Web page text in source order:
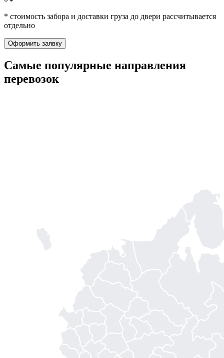
* стоимость забора и доставки груза до двери рассчитывается
отдельно
Оформить заявку
Самые популярные направления
перевозок